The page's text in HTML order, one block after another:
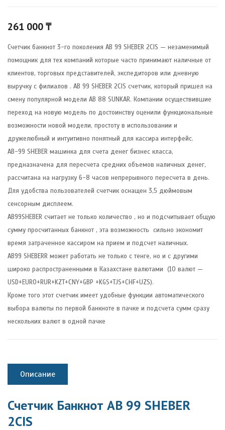
261 000₸
Счетчик банкнот 3-го поколения AB 99 SHEBER 2CIS — незаменимый
помощник для тех компаний которые часто принимают наличные от
клиентов, торговых представителей, экспедиторов или дневную
выручку с филиалов . AB 99 SHEBER 2CIS счетчик, который пришел на
смену популярной модели AB 88 SUNKAR. Компании осуществившие
переход на новую модель по достоинству оценили функциональные
возможности новой модели, простоту в использовании и
дружелюбный и интуитивно понятный для кассира интерфейс.
AB-99 SHEBER машинка для счета денег бизнес класса,
предназначена для пересчета средних объемов наличных денег,
рассчитана на нагрузку 6-8 часов непрерывного пересчета в день.
Для удобства пользователей счетчик оснащен 3,5 дюймовым
сенсорным дисплеем.
AB99SHEBER считает не только количество , но и подсчитывает общую
сумму просчитанных банкнот , эта возможность сильно экономит
время затраченное кассиром на прием и подсчет наличных.
AB99 SHEBERR может работать не только с тенге, но и с другими
широко распространенными в Казахстане валютами (10 валют —
USD+EURO+RUR+KZT+CNY+GBP +KGS+TJS+CHF+UZS).
Кроме того этот счетчик имеет удобные функции автоматического
выбора валюты по первой банкноте в пачке и подсчета сумм сразу
нескольких валют в одной пачке
Описание
Счетчик Банкнот AB 99 SHEBER
2CIS